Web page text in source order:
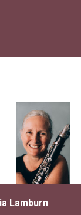
Lamburn